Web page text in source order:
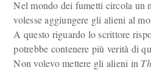
Nel mondo dei fumetti circola un
volesse aggiungere gli alieni al
A questo riguardo lo scrittore
potrebbe contenere più verità di
Non volevo mettere gli alieni in